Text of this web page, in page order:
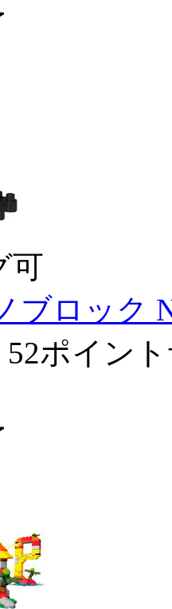
可
ブロック
52ポイン